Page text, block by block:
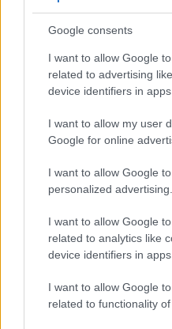
Google consents
I want to allow Google
related to advertising
device identifiers in apps.
I want to allow my user
Google for online
I want to allow Google
personalized advertising.
I want to allow Google
related to analytics like
device identifiers in apps.
I want to allow Google
related to functionality
Μάθε πρώτος
Βάλε το
αναζήτησης
Δημοφιλείς
Τι σημαίνει η λέξη